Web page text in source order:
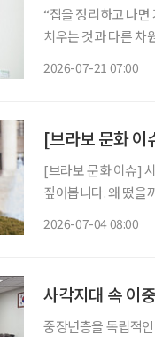
“집을 정리하고 나
치우는 것과 다른 차원의 즐거움이었죠.” 서울
2026-07-21 07:00
[브라보 문화 이
[브라보 문화 이슈]
짚어봅니다. 왜 떴을까? 1978년생, 올해 48세인 배우 하지원이 대학교 신입생이 돼 화제다. 유
2026-07-04 08:00
사각지대 속 이
중장년층을 독립적